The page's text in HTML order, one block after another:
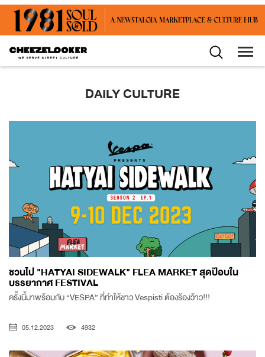
DAILY CULTURE
ชวนไป "HATYAI SIDEWALK" FLEA MARKET สุดป๊อบใน
บรรยากาศ FESTIVAL
ครั้งนี้มาพร้อมกับ “VESPA” ที่ทำให้ชาว Vespisti ต้องร้องว้าว!!!
05.12.2023 4932